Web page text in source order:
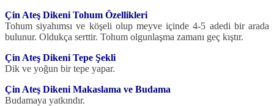
Çin Ateş Dikeni Tohum Özellikleri
Tohum siyahımsı ve köşeli olup meyve içinde 4-5 adedi bir arada
bulunur. Oldukça serttir. Tohum olgunlaşma zamanı geç kıştır.
Çin Ateş Dikeni Tepe Şekli
Dik ve yoğun bir tepe yapar.
Çin Ateş Dikeni Makaslama ve Budama
Budamaya yatkındır.